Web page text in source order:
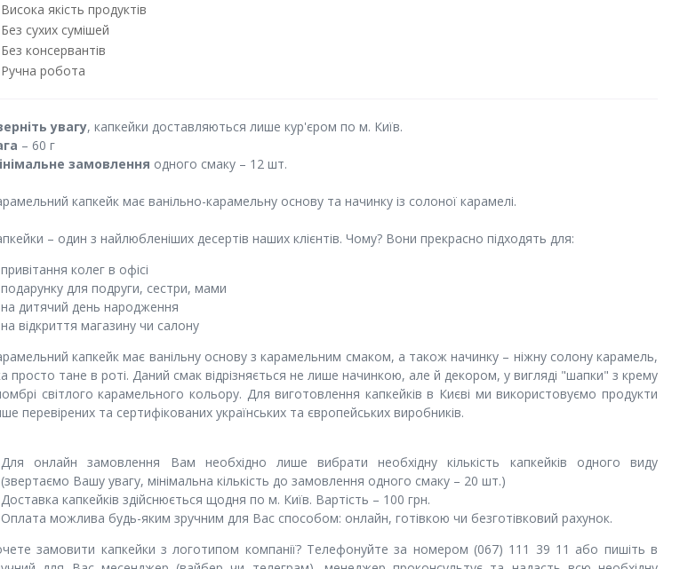
Висока якість продуктів
Без сухих сумішей
Без консервантів
Ручна робота
увагу, капкейки доставляються лише кур'єром по м. Київ.
– 60 г
замовлення одного смаку – 12 шт.
капкейк має ванільно-карамельну основу та начинку із солоної карамелі.
– один з найлюбленіших десертів наших клієнтів. Чому? Вони прекрасно підходять для:
привітання колег в офісі
подарунку для подруги, сестри, мами
на дитячий день народження
на відкриття магазину чи салону
капкейк має ванільну основу з карамельним смаком, а також начинку – ніжну солону карамель,
просто тане в роті. Даний смак відрізняється не лише начинкою, але й декором, у вигляді "шапки" з крему
світлого карамельного кольору. Для виготовлення капкейків в Києві ми використовуємо продукти
перевірених та сертифікованих українських та європейських виробників.
Для онлайн замовлення Вам необхідно лише вибрати необхідну кількість капкейків одного виду
(звертаємо Вашу увагу, мінімальна кількість до замовлення одного смаку – 20 шт.)
Доставка капкейків здійснюється щодня по м. Київ. Вартість – 100 грн.
Оплата можлива будь-яким зручним для Вас способом: онлайн, готівкою чи безготівковий рахунок.
замовити капкейки з логотипом компанії? Телефонуйте за номером (067) 111 39 11 або пишіть в